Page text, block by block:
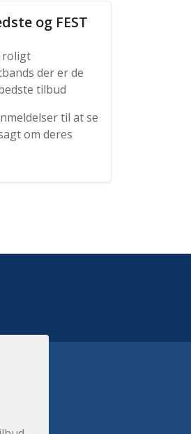
og FEST
roligt
der er de
tilbud
til at se
om deres